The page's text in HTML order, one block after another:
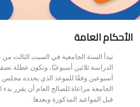
الأحكام العامة
تبدأ السنة الجامعية في السبت الثالث من
الدراسة ثلاثين أسبوعيًا، وتكون عطلة
أسبوعين وفقًا للموعد الذي يحدده
الجامعة مراعاة للصالح العام أن يقرر بدء
قبل المواعيد المذكورة وبعدها.